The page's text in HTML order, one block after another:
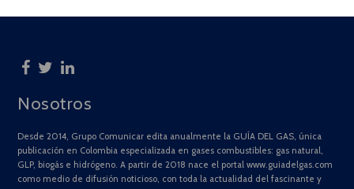
Nosotros
Desde 2014, Grupo Comunicar edita anualmente la GUÍA DEL GAS, única
publicación en Colombia especializada en gases combustibles: gas natural,
GLP, biogás e hidrógeno. A partir de 2018 nace el portal www.guiadelgas.com
como medio de difusión noticioso, con toda la actualidad del fascinante y